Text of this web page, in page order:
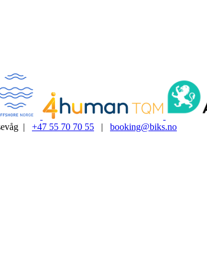
| +47 55 70 70 55 | booking@biks.no